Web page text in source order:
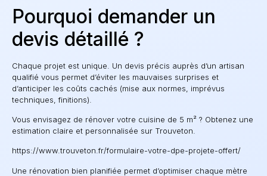
Pourquoi demander un
devis détaillé ?
Chaque projet est unique. Un devis précis auprès d’un artisan
qualifié vous permet d’éviter les mauvaises surprises et
d’anticiper les coûts cachés (mise aux normes, imprévus
techniques, finitions).
Vous envisagez de rénover votre cuisine de 5 m² ? Obtenez une
estimation claire et personnalisée sur Trouveton.
https://www.trouveton.fr/formulaire-votre-dpe-projete-offert/
Une rénovation bien planifiée permet d’optimiser chaque mètre